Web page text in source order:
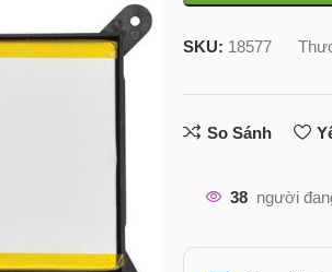
SKU: 18577
So Sánh
38 người